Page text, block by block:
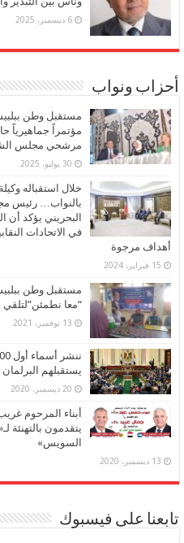
6 ديسمبر، 2025
أحزاب ونواب
مستقبل وطن
مؤتمراً جماهيرياً
مرشحي مجلس
30 يوليو، 2025
خلال استقباله
بالنواب… رئيس
البحريني يؤكد أن
في الاتحادات
أهداف مرجوة
15 فبراير، 2024
مستقبل وطن
“معا نطمئن”لتلقي
13 نوفمبر، 2021
يستقبلهم البرلمان
20 ديسمبر، 2020
أبناء المرحوم
يتقدمون بالتهنئة
السويس»
13 ديسمبر، 2020
تابعنا على فيسبوك